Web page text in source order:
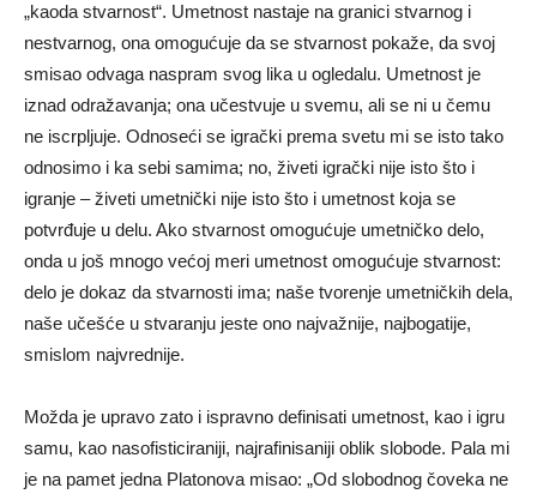
„kaoda stvarnost“. Umetnost nastaje na granici stvarnog i
nestvarnog, ona omogućuje da se stvarnost pokaže, da svoj
smisao odvaga naspram svog lika u ogledalu. Umetnost je
iznad odražavanja; ona učestvuje u svemu, ali se ni u čemu
ne iscrpljuje. Odnoseći se igrački prema svetu mi se isto tako
odnosimo i ka sebi samima; no, živeti igrački nije isto što i
igranje – živeti umetnički nije isto što i umetnost koja se
potvrđuje u delu. Ako stvarnost omogućuje umetničko delo,
onda u još mnogo većoj meri umetnost omogućuje stvarnost:
delo je dokaz da stvarnosti ima; naše tvorenje umetničkih dela,
naše učešće u stvaranju jeste ono najvažnije, najbogatije,
smislom najvrednije.
Možda je upravo zato i ispravno definisati umetnost, kao i igru
samu, kao nasofisticiraniji, najrafinisaniji oblik slobode. Pala mi
je na pamet jedna Platonova misao: „Od slobodnog čoveka ne